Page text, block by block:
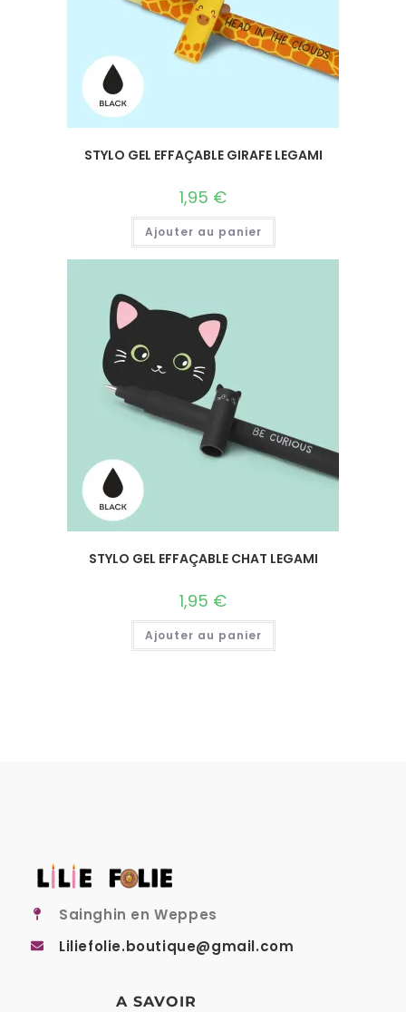
STYLO GEL EFFAÇABLE GIRAFE LEGAMI
1,95 €
Ajouter au panier
STYLO GEL EFFAÇABLE CHAT LEGAMI
1,95 €
Ajouter au panier
Sainghin en Weppes
Liliefolie.boutique@gmail.com
A SAVOIR